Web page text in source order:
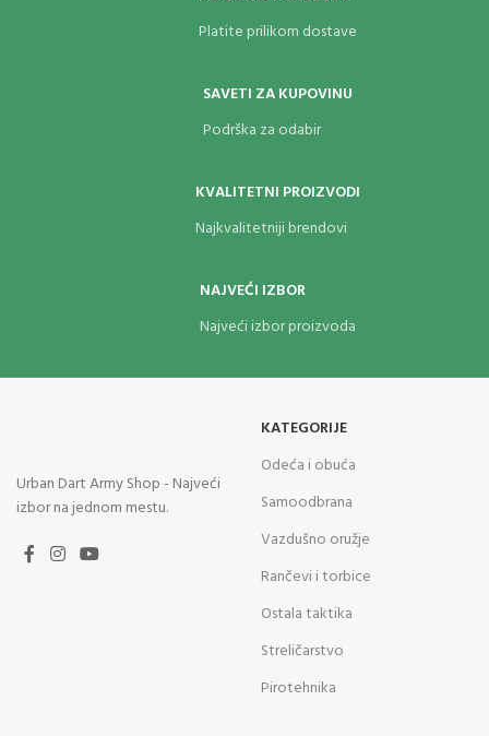
Platite prilikom dostave
SAVETI ZA KUPOVINU
Podrška za odabir
KVALITETNI PROIZVODI
Najkvalitetniji brendovi
NAJVEĆI IZBOR
Najveći izbor proizvoda
Urban Dart Army Shop - Najveći
izbor na jednom mestu.
KATEGORIJE
Odeća i obuća
Samoodbrana
Vazdušno oružje
Rančevi i torbice
Ostala taktika
Streličarstvo
Pirotehnika